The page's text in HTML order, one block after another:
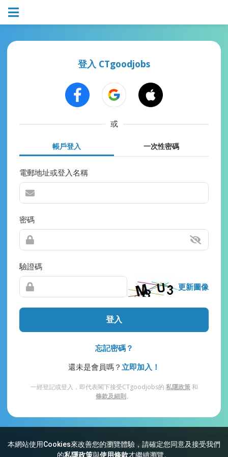
本網站使用Cookies來改善您的瀏覽體驗，請確定您同意及接受我們
的私隱政策與使用條款才繼續瀏覽。
登入 CTgoodjobs
或
帳戶登入 一次性密碼
電郵地址或登入名稱
密碼
驗證碼
更新圖像
登入
忘記密碼？
還未是會員嗎？ 立即加入！
一經登記或登入，即代表閣下接受CTgoodjobs的 私隱政策和
條款及細則。
網站索引 常見問題 私隱 條款及細則